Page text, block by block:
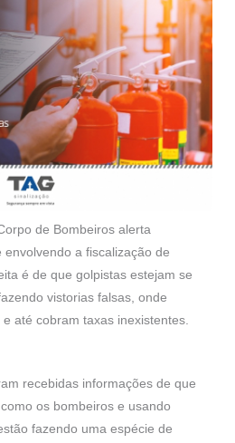
de Bombeiros alerta
a fiscalização de
é de que golpistas estejam se
vistorias falsas, onde
até cobram taxas inexistentes.
recebidas informações de que
os bombeiros e usando
fazendo uma espécie de